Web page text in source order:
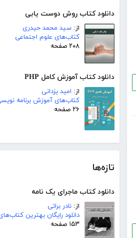
دانلود کتاب روش دوست یابی
از: سید محمد حیدری
کتاب‌های علوم اجتماعی
۲۰۸ صفحه
دانلود کتاب آموزش کامل PHP
از: امید یزدانی
کتاب‌های آموزش برنامه
۲۶ صفحه
تازه‌ها
دانلود کتاب ماجرای یک نامه
از: نادر براتی
دانلود رایگان بهترین
۱۵۳ صفحه